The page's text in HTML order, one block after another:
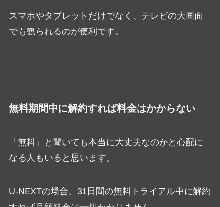
スマホやタブレットだけでなく、テレビの大画面
でも観られるのが便利です。
無料期間中に解約すれば料金はかからない
「無料」と聞いても本当に大丈夫なのかと心配に
なる人もいると思います。
U-NEXTの場合、31日間の無料トライアル中に解約